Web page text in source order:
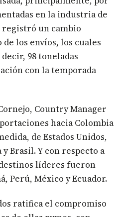
en la industria de
registró un cambio
los envíos, los cuales
98 toneladas
con la temporada
Country Manager
hacia Colombia
de Estados Unidos,
Brasil. Y con respecto a
líderes fueron
Perú, México y Ecuador.
ratifica el compromiso